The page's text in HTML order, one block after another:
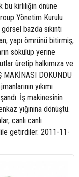
bu kirliliğin önüne
Yönetim Kurulu
bazda sıkıntı
yapı ömrünü bitirmiş,
sökülüp yerine
üretip halkımıza ve
MAKİNASI DOKUNDU
yıkımı
İş makinesinin
yığınına dönüştü.
canlı canlı
getirdiler. 2011-11-